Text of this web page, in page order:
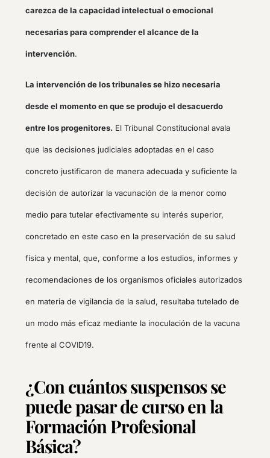
carezca de la capacidad intelectual o emocional
necesarias para comprender el alcance de la
intervención.
La intervención de los tribunales se hizo necesaria
desde el momento en que se produjo el desacuerdo
entre los progenitores.El Tribunal Constitucional avala
que las decisiones judiciales adoptadas en el caso
concreto justificaron de manera adecuada y suficiente la
decisión de autorizar la vacunación de la menor como
medio para tutelar efectivamente su interés superior,
concretado en este caso en la preservación de su salud
física y mental, que, conforme a los estudios, informes y
recomendaciones de los organismos oficiales autorizados
en materia de vigilancia de la salud, resultaba tutelado de
un modo más eficaz mediante la inoculación de la vacuna
frente al COVID19.
¿Con cuántos suspensos se
puede pasar de curso en la
Formación Profesional
Básica?